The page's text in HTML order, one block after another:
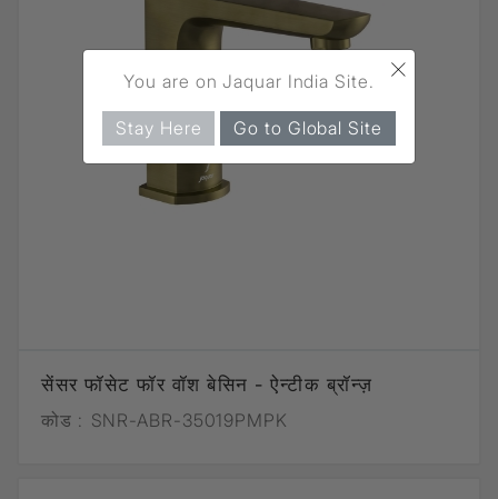
सेंसर फॉसेट फॉर वॉश बेसिन - ऐन्टीक ब्रॉन्ज़
कोड : SNR-ABR-35019PMPK
×
You are on Jaquar India Site.
Stay Here Go to Global Site